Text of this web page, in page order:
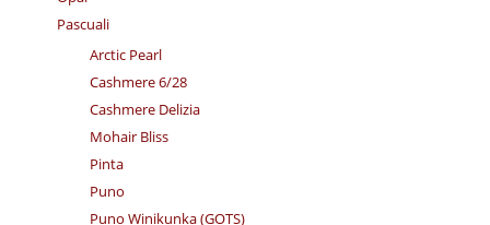
Pascuali
Arctic Pearl
Cashmere 6/28
Cashmere Delizia
Mohair Bliss
Pinta
Puno
Puno Winikunka (GOTS)